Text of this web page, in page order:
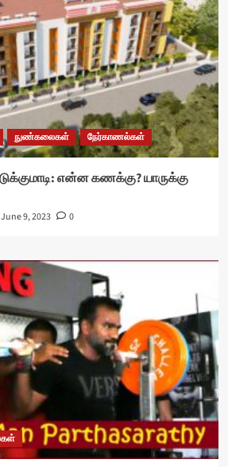
நுண்கலைகள் நேர்காணல்கள்
என்ன கணக்கு? யாருக்கு
June 9, 2023 0